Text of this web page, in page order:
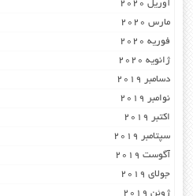
آوریل 2020
مارس 2020
فوریه 2020
ژانویه 2020
دسامبر 2019
نوامبر 2019
اکتبر 2019
سپتامبر 2019
آگوست 2019
جولای 2019
ژوئن 2019